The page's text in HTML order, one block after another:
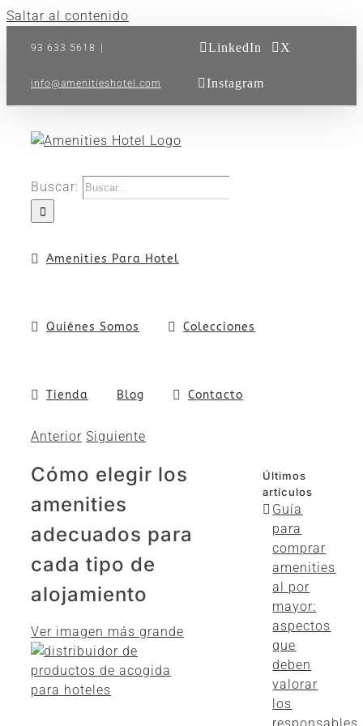
Saltar al contenido
93 633 5618
info@amenitieshotel.com
LinkedIn X
Instagram
Buscar:
Amenities Para Hotel
Quiénes Somos Colecciones
Tienda Blog Contacto
Anterior Siguiente
Cómo elegir los
amenities
adecuados para
cada tipo de
alojamiento
Ver imagen más grande
Últimos
artículos
Guía
para
comprar
amenities
al por
mayor:
aspectos
que
deben
valorar
los